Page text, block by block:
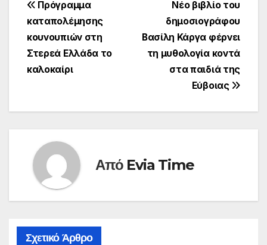
Πλοήγηση
άρθρων
Νέο βιβλίο του
δημοσιογράφου
Βασίλη Κάργα φέρνει
τη μυθολογία κοντά
στα παιδιά της
Εύβοιας
Πρόγραμμα
καταπολέμησης
κουνουπιών στη
Στερεά Ελλάδα το
καλοκαίρι
Από Evia Time
Σχετικό Άρθρο